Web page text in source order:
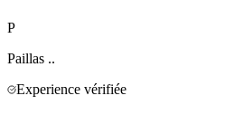
P
Paillas ..
Experience vérifiée